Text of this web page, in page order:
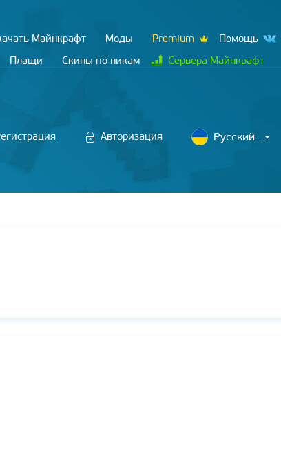
Майнкрафт Моды Premium
Помощь
Плащи Скины по никам Сервера Майнкрафт
Авторизация